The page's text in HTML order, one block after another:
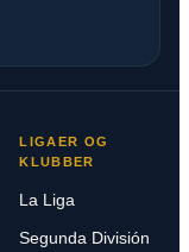
LIGAER OG
KLUBBER
La Liga
Segunda División